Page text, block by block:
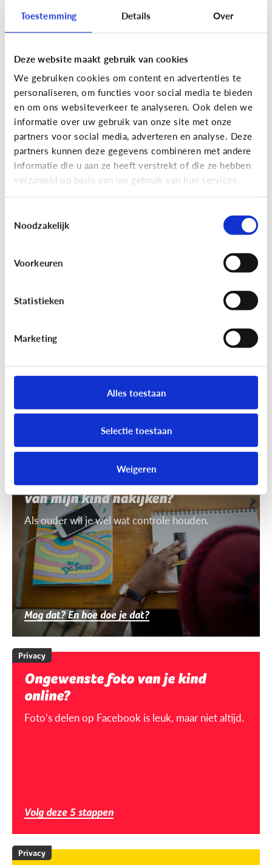
Toestemming Details Over
Deze website maakt gebruik van cookies
We gebruiken cookies om content en advertenties te
personaliseren, om functies voor social media te bieden
en om ons websiteverkeer te analyseren. Ook delen we
informatie over uw gebruik van onze site met onze
partners voor social media, adverteren en analyse. Deze
partners kunnen deze gegevens combineren met andere
informatie die u aan ze heeft verstrekt of die ze hebben
verzameld op basis van uw gebruik van hun services.
Noodzakelijk
Voorkeuren
Statistieken
Marketing
Alles toestaan
Selectie toestaan
Weigeren
Privacy
Moet ik aan mijn kind uitleggen
wat 'recht op afbeelding' is?
Staat jou kind stil bij het maken en verspreiden
van foto’s en filmpjes waar anderen op staan? Of
deelt jouw kind zomaar alles van iedereen op
Facebook of Snapchat?
Privacy
op afbeelding’ is
gebruiken. Daarvoor heb je toestemming nodig.
Mag ik de smartphone of tablet
van mijn kind nakijken?
Als ouder wil je wel wat controle houden.
Mag dat? En hoe doe je dat?
Privacy
Ongewenste foto van je kind
online?
Foto’s delen op Facebook is leuk, maar niet altijd.
Volg deze 5 stappen
Privacy